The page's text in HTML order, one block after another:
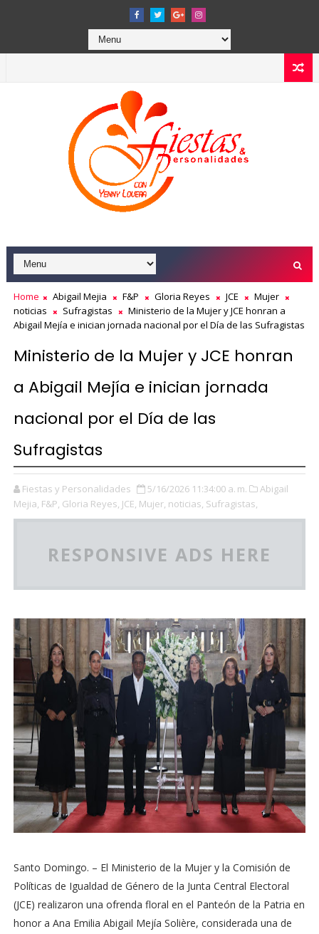
Home Abigail Mejia F&P Gloria Reyes JCE
Mujer
noticias
Sufragistas
Ministerio de la Mujer y JCE honran a
Abigail Mejía e inician jornada nacional por el Día de las Sufragistas
Ministerio de la Mujer y JCE honran
a Abigail Mejía e inician jornada
nacional por el Día de las
Sufragistas
Fiestas y Personalidades 5/16/2026 11:34:00 a. m.
Abigail
Mejia, F&P, Gloria Reyes, JCE, Mujer, noticias, Sufragistas,
RESPONSIVE ADS HERE
Santo Domingo. – El Ministerio de la Mujer y la Comisión de
Políticas de Igualdad de Género de la Junta Central Electoral
(JCE) realizaron una ofrenda floral en el Panteón de la Patria en
honor a Ana Emilia Abigail Mejía Solière, considerada una de